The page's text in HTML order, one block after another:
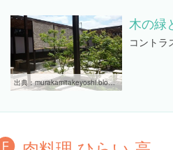
出典：murakamitakeyoshi.blog122.fc2.com/blog-entry-1764.html
木の緑
コントラ
F